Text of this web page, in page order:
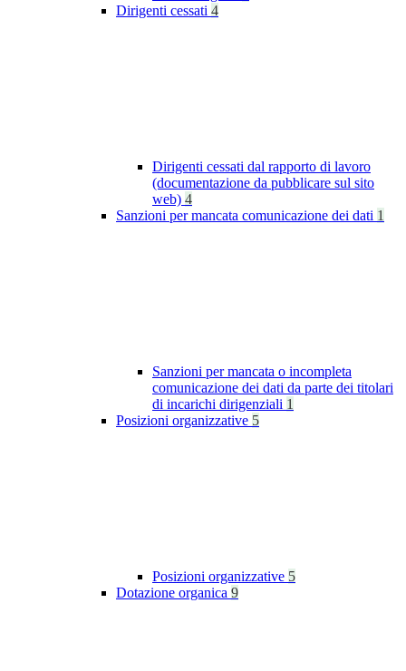
Dirigenti cessati 4
Dirigenti cessati dal rapporto di lavoro
(documentazione da pubblicare sul sito
web) 4
Sanzioni per mancata comunicazione dei dati 1
Sanzioni per mancata o incompleta
comunicazione dei dati da parte dei titolari
di incarichi dirigenziali 1
Posizioni organizzative 5
Posizioni organizzative 5
Dotazione organica 9